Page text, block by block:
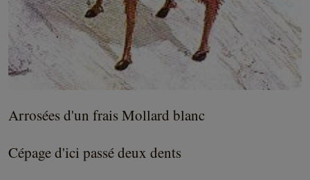
Arrosées d'un frais Mollard blanc
Cépage d'ici passé deux dents